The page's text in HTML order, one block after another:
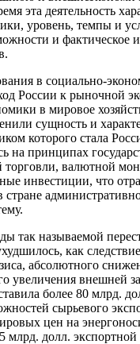
эта дея­тельность
уровень, темпы и
и фактическое
в социально-
России к рыночной
в мировое
сущность и
которого стала
на принципах
валютной
ин­вестиции, что
стране
так называемой
как
абсолютного
увеличения внешней
более 80 млрд.
сырьевого
цен на
млрд. долл.